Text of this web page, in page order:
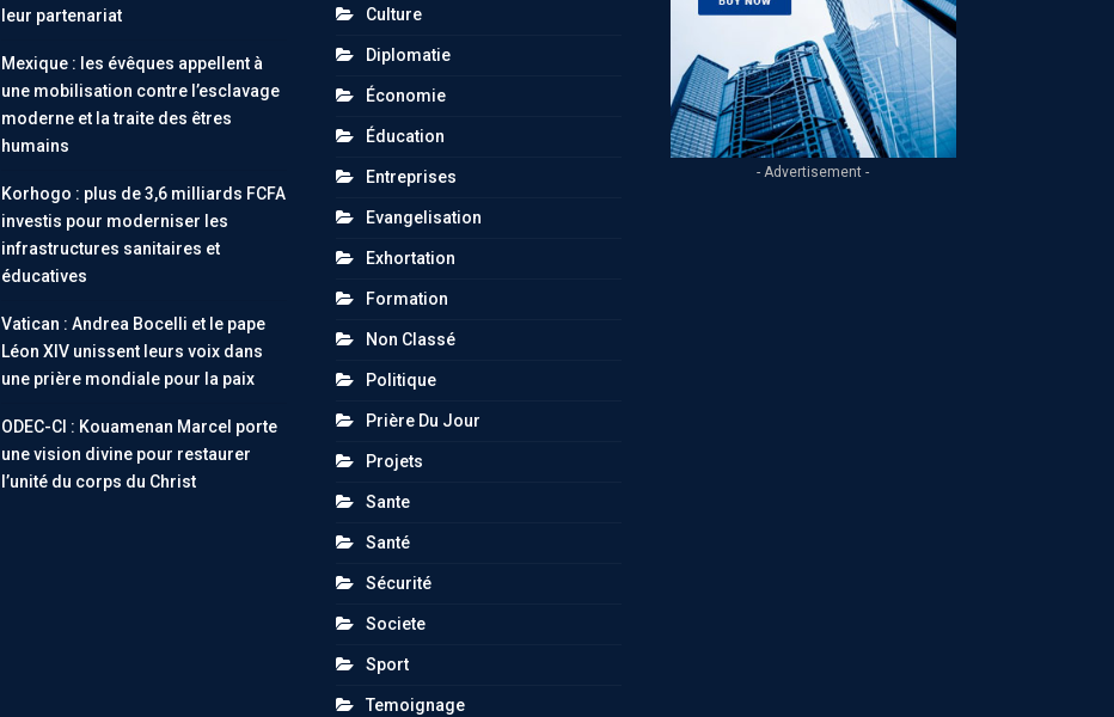
leur partenariat
Mexique : les évêques appellent à
une mobilisation contre l’esclavage
moderne et la traite des êtres
humains
Korhogo : plus de 3,6 milliards FCFA
investis pour moderniser les
infrastructures sanitaires et
éducatives
Vatican : Andrea Bocelli et le pape
Léon XIV unissent leurs voix dans
une prière mondiale pour la paix
ODEC-CI : Kouamenan Marcel porte
une vision divine pour restaurer
l’unité du corps du Christ
Culture
Diplomatie
Économie
Éducation
Entreprises
Evangelisation
Exhortation
Formation
Non Classé
Politique
Prière Du Jour
Projets
Sante
Santé
Sécurité
Societe
Sport
Temoignage
- Advertisement -